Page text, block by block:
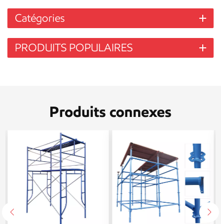
Catégories
PRODUITS POPULAIRES
Produits connexes